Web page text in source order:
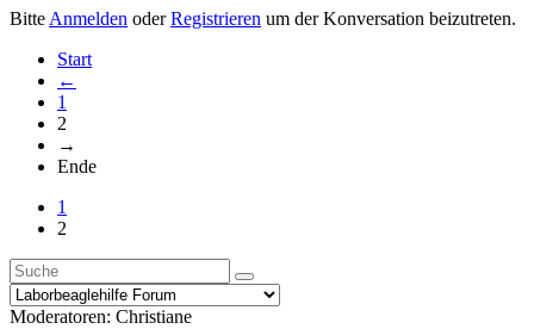
BitteAnmelden oderRegistrieren um der Konversation beizutreten.
Start
←
1
2
→
Ende
1
2
Moderatoren: Christiane